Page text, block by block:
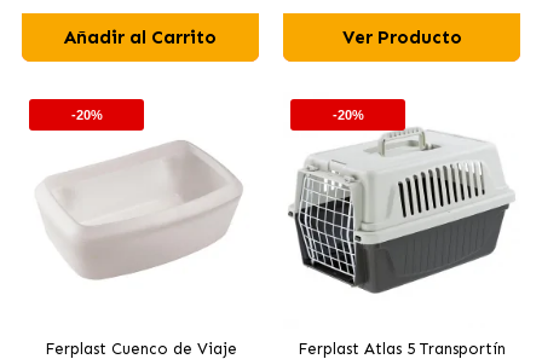
Añadir al Carrito Ver Producto
-20%
Ferplast Cuenco de Viaje
-20%
Ferplast Atlas 5 Transportín